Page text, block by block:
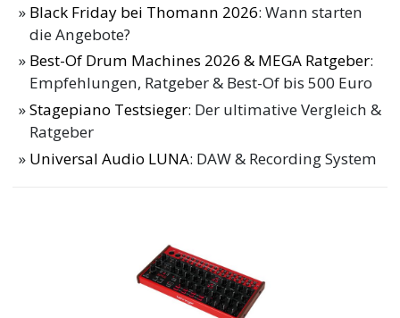
Black Friday bei Thomann 2026: Wann starten
die Angebote?
Best-Of Drum Machines 2026 & MEGA Ratgeber:
Empfehlungen, Ratgeber & Best-Of bis 500 Euro
Stagepiano Testsieger: Der ultimative Vergleich &
Ratgeber
Universal Audio LUNA: DAW & Recording System